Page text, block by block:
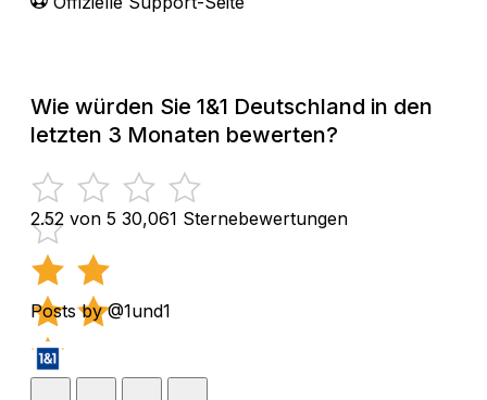
Wie würden Sie 1&1 Deutschland in den
letzten 3 Monaten bewerten?
2.52 von 5 30,061 Sternebewertungen
Posts by @1und1